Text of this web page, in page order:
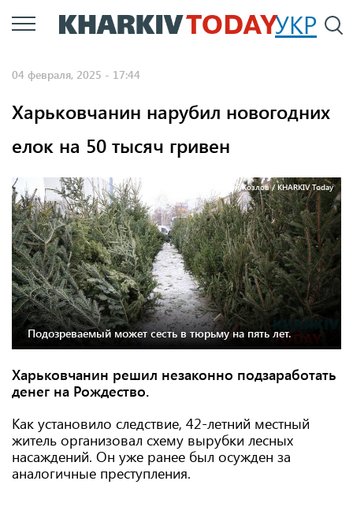
Перейти
к
УКР
04 февраля, 2025 - 17:44
Харьковчанин нарубил новогодних
елок на 50 тысяч гривен
Фото: Сергей Козлов / KHARKIV Today
Подозреваемый может сесть в тюрьму на пять лет.
Харьковчанин решил незаконно подзаработать
денег на Рождество.
Как установило следствие, 42-летний местный
житель организовал схему вырубки лесных
насаждений. Он уже ранее был осужден за
аналогичные преступления.